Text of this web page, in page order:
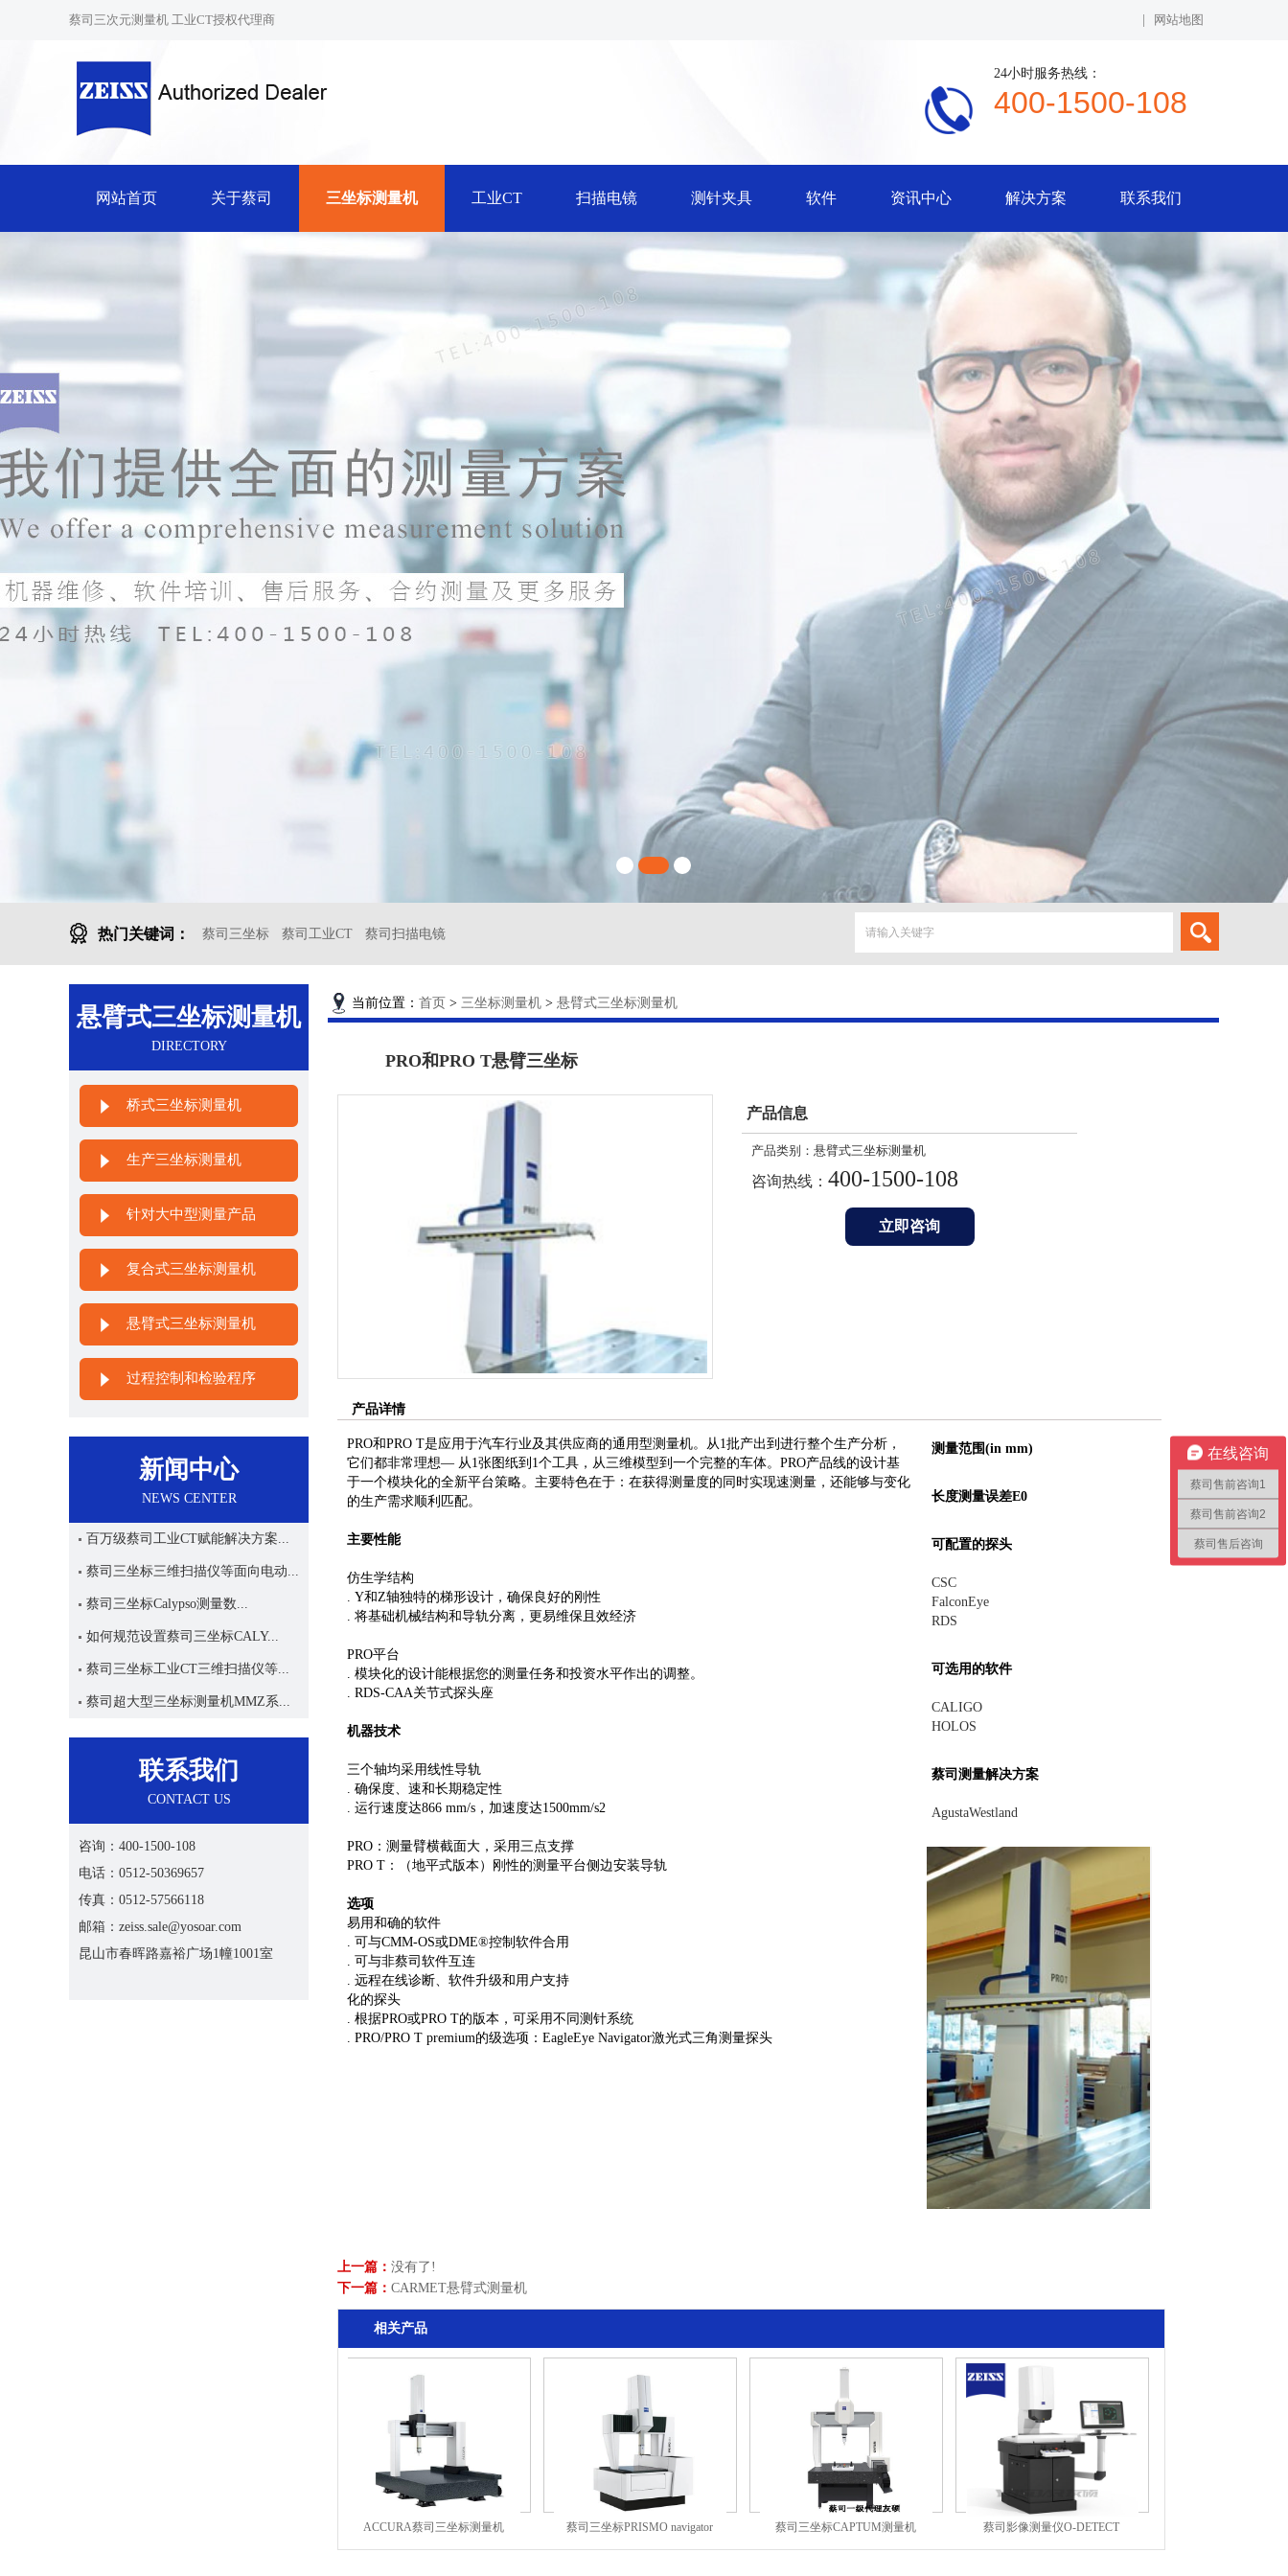
蔡司三次元测量机 工业CT授权代理商 网站地图
24小时服务热线：
400-1500-108
网站首页 关于蔡司 三坐标测量机 工业CT 扫描电镜 测针夹具 软件 资讯中心 解决方案 联系我们
热门关键词： 蔡司三坐标 蔡司工业CT 蔡司扫描电镜
悬臂式三坐标测量机
DIRECTORY
桥式三坐标测量机
生产三坐标测量机
针对大中型测量产品
复合式三坐标测量机
悬臂式三坐标测量机
过程控制和检验程序
新闻中心
NEWS CENTER
百万级蔡司工业CT赋能解决方案...
蔡司三坐标三维扫描仪等面向电动...
蔡司三坐标Calypso测量数...
如何规范设置蔡司三坐标CALY...
蔡司三坐标工业CT三维扫描仪等...
蔡司超大型三坐标测量机MMZ系...
联系我们
CONTACT US
咨询：400-1500-108
电话：0512-50369657
传真：0512-57566118
邮箱：zeiss.sale@yosoar.com
昆山市春晖路嘉裕广场1幢1001室
当前位置： 首页 > 三坐标测量机 > 悬臂式三坐标测量机
PRO和PRO T悬臂三坐标
产品信息
产品类别： 悬臂式三坐标测量机
咨询热线： 400-1500-108
立即咨询
产品详情
PRO和PRO T是应用于汽车行业及其供应商的通用型测量机。从1批产出到进行整个生产分析，
它们都非常理想— 从1张图纸到1个工具，从三维模型到一个完整的车体。PRO产品线的设计基
于一个模块化的全新平台策略。主要特色在于：在获得测量度的同时实现速测量，还能够与变化
的生产需求顺利匹配。
主要性能
仿生学结构
. Y和Z轴独特的梯形设计，确保良好的刚性
. 将基础机械结构和导轨分离，更易维保且效经济
PRO平台
. 模块化的设计能根据您的测量任务和投资水平作出的调整。
. RDS-CAA关节式探头座
机器技术
三个轴均采用线性导轨
. 确保度、速和长期稳定性
. 运行速度达866 mm/s，加速度达1500mm/s2
PRO：测量臂横截面大，采用三点支撑
PRO T：（地平式版本）刚性的测量平台侧边安装导轨
选项
易用和确的软件
. 可与CMM-OS或DME®控制软件合用
. 可与非蔡司软件互连
. 远程在线诊断、软件升级和用户支持
化的探头
. 根据PRO或PRO T的版本，可采用不同测针系统
. PRO/PRO T premium的级选项：EagleEye Navigator激光式三角测量探头
测量范围(in mm)
长度测量误差E0
可配置的探头
CSC
FalconEye
RDS
可选用的软件
CALIGO
HOLOS
蔡司测量解决方案
AgustaWestland
上一篇： 没有了!
下一篇： CARMET悬臂式测量机
相关产品
ACCURA蔡司三坐标测量机 蔡司三坐标PRISMO navigator 蔡司三坐标CAPTUM测量机 蔡司影像测量仪O-DETECT
在线咨询
蔡司售前咨询1
蔡司售前咨询2
蔡司售后咨询